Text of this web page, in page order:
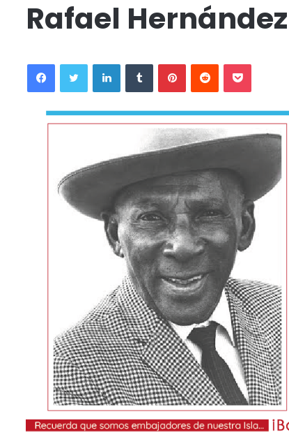
Rafael Hernández
FacebookTwitter LinkedInTumblrPinterestReddit Pocket